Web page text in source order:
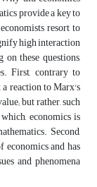
provide a key to
resort to
high interaction
these questions,
First, contrary to
reaction to Marx's
but rather, such
economics is
Second,
economics and has
and phenomena